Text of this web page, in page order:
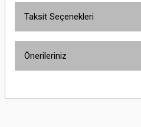
Taksit Seçenekleri
Önerileriniz
yetersiz gördüğünüz noktaları öneri